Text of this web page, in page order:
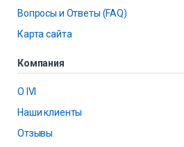
Вопросы и Ответы (FAQ)
Карта сайта
Компания
О IVI
Наши клиенты
Отзывы